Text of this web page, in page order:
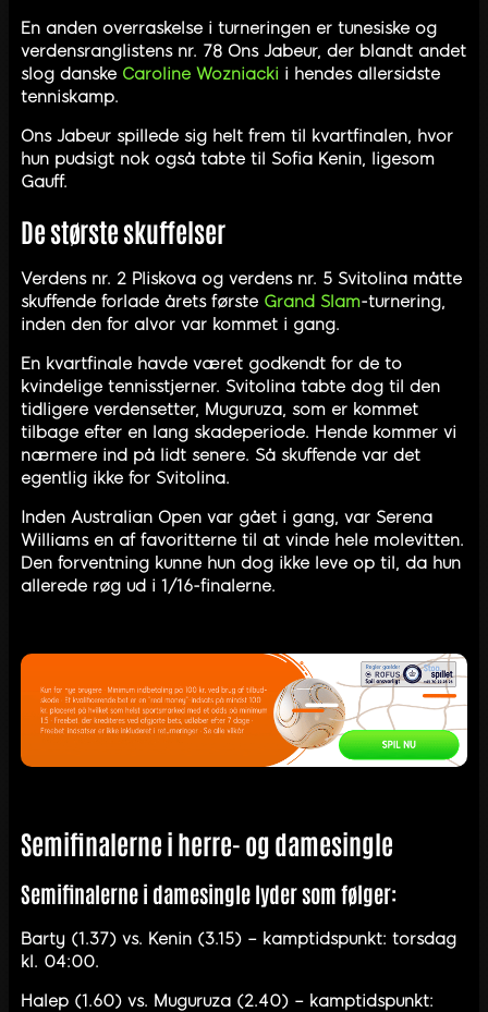
En anden overraskelse i turneringen er tunesiske og
verdensranglistens nr. 78 Ons Jabeur, der blandt andet
slog danske Caroline Wozniacki i hendes allersidste
tenniskamp.
Ons Jabeur spillede sig helt frem til kvartfinalen, hvor
hun pudsigt nok også tabte til Sofia Kenin, ligesom
Gauff.
De største skuffelser
Verdens nr. 2 Pliskova og verdens nr. 5 Svitolina måtte
skuffende forlade årets første Grand Slam-turnering,
inden den for alvor var kommet i gang.
En kvartfinale havde været godkendt for de to
kvindelige tennisstjerner. Svitolina tabte dog til den
tidligere verdensetter, Muguruza, som er kommet
tilbage efter en lang skadeperiode. Hende kommer vi
nærmere ind på lidt senere. Så skuffende var det
egentlig ikke for Svitolina.
Inden Australian Open var gået i gang, var Serena
Williams en af favoritterne til at vinde hele molevitten.
Den forventning kunne hun dog ikke leve op til, da hun
allerede røg ud i 1/16-finalerne.
Semifinalerne i herre- og damesingle
Semifinalerne i damesingle lyder som følger:
Barty (1.37) vs. Kenin (3.15) – kamptidspunkt: torsdag
kl. 04:00.
Halep (1.60) vs. Muguruza (2.40) – kamptidspunkt: